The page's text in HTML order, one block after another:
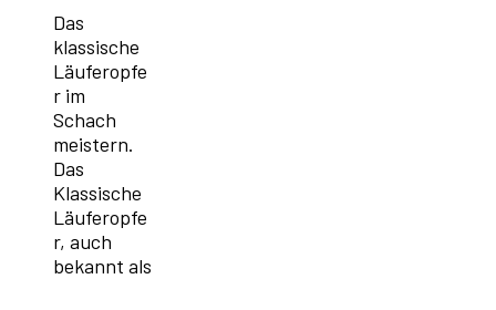
Das
klassische
Läuferopfe
r im
Schach
meistern.
Das
Klassische
Läuferopfe
r, auch
bekannt als